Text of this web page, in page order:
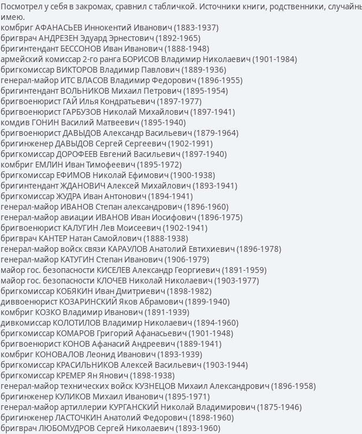
Посмотрел у себя в закромах, сравнил с табличкой. Источники книги, родственники,
имею.
комбриг АФАНАСЬЕВ Иннокентий Иванович (1883-1937)
бригврач АНДРЕЗЕН Эдуард Эрнестович (1892-1965)
бригинтендант БЕССОНОВ Иван Иванович (1888-1948)
армейский комиссар 2-го ранга БОРИСОВ Владимир Николаевич (1901-1984)
бригкомиссар ВИКТОРОВ Владимир Павлович (1889-1936)
генерал-майор ИТС ВЛАСОВ Владимир Федорович (1896-1955)
бригинтендант ВОЛЬНИКОВ Михаил Петрович (1895-1954)
бригвоенюрист ГАЙ Илья Кондратьевич (1897-1977)
бригвоенюрист ГАРБУЗОВ Николай Михайлович (1897-1941)
комдив ГОНИН Василий Матвеевич (1895-1940)
бригвоенюрист ДАВЫДОВ Александр Васильевич (1879-1964)
бригинженер ДАВЫДОВ Сергей Сергеевич (1902-1991)
бригкомиссар ДОРОФЕЕВ Евгений Васильевич (1897-1940)
комбриг ЕМЛИН Иван Тимофеевич (1895-1972)
бригкомиссар ЕФИМОВ Николай Ефимович (1900-1938)
бригинтендант ЖДАНОВИЧ Алексей Михайлович (1893-1941)
бригкомиссар ЖУДРА Иван Антонович (1894-1941)
генерал-майор ИВАНОВ Степан александрович (1896-1960)
генерал-майор авиации ИВАНОВ Иван Иосифович (1896-1975)
бригвоенюрист КАЛУГИН Лев Моисеевич (1902-1941)
бригврач КАНТЕР Натан Самойлович (1888-1938)
генерал-майор войск связи КАРАУЛОВ Анатолий Евтихиевич (1896-1978)
генерал-майор КАТУГИН Степан Иванович (1906-1979)
майор гос. безопасности КИСЕЛЕВ Александр Георгиевич (1891-1959)
майор гос. безопасности КЛОЧЕВ Николай Николаевич (1903-1977)
бригкомиссар КОБЯКИН Иван Дмитриевич (1898-1982)
диввоенюрист КОЗАРИНСКИЙ Яков Абрамович (1899-1940)
комбриг КОЗКО Владимир Иванович (1891-1939)
дивкомиссар КОЛОТИЛОВ Владимир Николаевич (1894-1960)
бригкомиссар КОМАРОВ Григорий Афанасьевич (1901-1948)
бригвоенюрист КОНОВ Афанасий Андреевич (1889-1941)
комбриг КОНОВАЛОВ Леонид Иванович (1893-1939)
бригкомиссар КРАСИЛЬНИКОВ Алексей Васильевич (1903-1944)
бригкомиссар КРЕМЕР Ян Янович (1898-1938)
генерал-майор технических войск КУЗНЕЦОВ Михаил Александрович (1896-1958)
бригинженер КУЛИКОВ Михаил Иванович (1895-1971)
генерал-майор артиллерии КУРГАНСКИЙ Николай Владимирович (1875-1946)
бригинженер ЛАСТОЧКИН Анатолий Федорович (1898-1960)
бригврач ЛЮБОМУДРОВ Сергей Николаевич (1893-1960)